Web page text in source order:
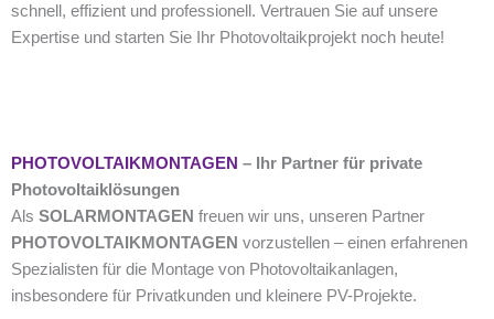
schnell, effizient und professionell. Vertrauen Sie auf unsere
Expertise und starten Sie Ihr Photovoltaikprojekt noch heute!
PHOTOVOLTAIKMONTAGEN – Ihr Partner für private
Photovoltaiklösungen
Als SOLARMONTAGEN freuen wir uns, unseren Partner
PHOTOVOLTAIKMONTAGEN vorzustellen – einen erfahrenen
Spezialisten für die Montage von Photovoltaikanlagen,
insbesondere für Privatkunden und kleinere PV-Projekte.